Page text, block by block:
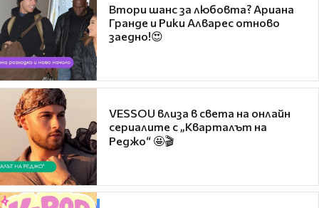
Втори шанс за любовта? Ариана
Гранде и Рики Алварес отново
заедно!😍
VESSOU влиза в света на онлайн
сериалите с „Кварталът на
Реджо“ 🤩🎬